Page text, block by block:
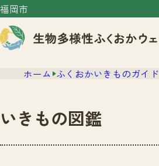
福岡市
センター紹介
ホーム ふくおかいきものガイド
いきもの図鑑